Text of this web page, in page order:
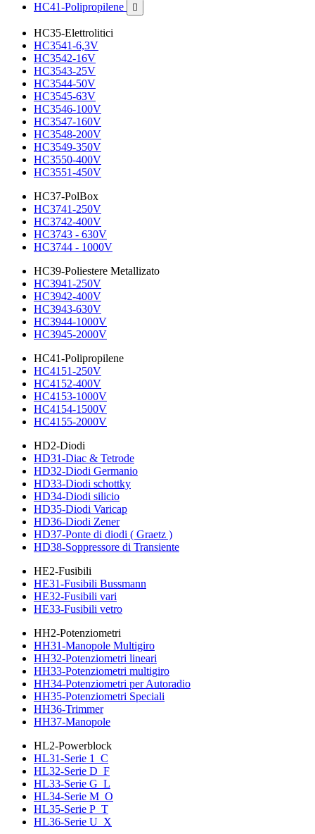
HC41-Polipropilene

HC35-Elettrolitici
HC3541-6,3V
HC3542-16V
HC3543-25V
HC3544-50V
HC3545-63V
HC3546-100V
HC3547-160V
HC3548-200V
HC3549-350V
HC3550-400V
HC3551-450V
HC37-PolBox
HC3741-250V
HC3742-400V
HC3743 - 630V
HC3744 - 1000V
HC39-Poliestere Metallizato
HC3941-250V
HC3942-400V
HC3943-630V
HC3944-1000V
HC3945-2000V
HC41-Polipropilene
HC4151-250V
HC4152-400V
HC4153-1000V
HC4154-1500V
HC4155-2000V
HD2-Diodi
HD31-Diac & Tetrode
HD32-Diodi Germanio
HD33-Diodi schottky
HD34-Diodi silicio
HD35-Diodi Varicap
HD36-Diodi Zener
HD37-Ponte di diodi ( Graetz )
HD38-Soppressore di Transiente
HE2-Fusibili
HE31-Fusibili Bussmann
HE32-Fusibili vari
HE33-Fusibili vetro
HH2-Potenziometri
HH31-Manopole Multigiro
HH32-Potenziometri lineari
HH33-Potenziometri multigiro
HH34-Potenziometri per Autoradio
HH35-Potenziometri Speciali
HH36-Trimmer
HH37-Manopole
HL2-Powerblock
HL31-Serie 1_C
HL32-Serie D_F
HL33-Serie G_L
HL34-Serie M_O
HL35-Serie P_T
HL36-Serie U_X